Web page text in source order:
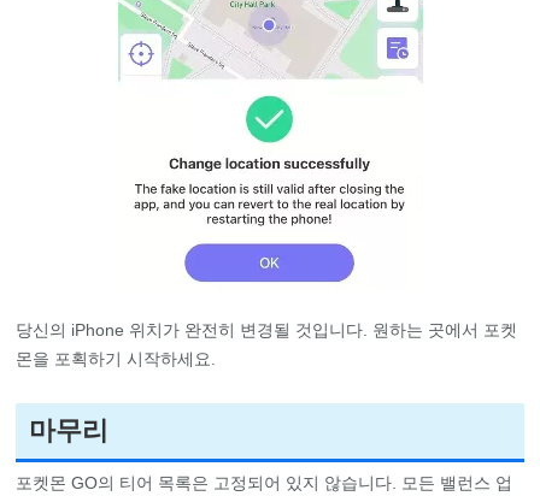
당신의 iPhone 위치가 완전히 변경될 것입니다. 원하는 곳에서 포켓
몬을 포획하기 시작하세요.
마무리
포켓몬 GO의 티어 목록은 고정되어 있지 않습니다. 모든 밸런스 업